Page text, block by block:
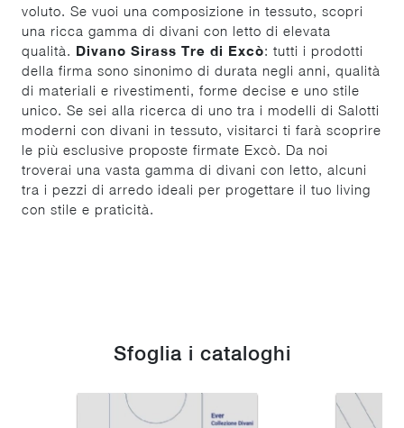
voluto. Se vuoi una composizione in tessuto, scopri
una ricca gamma di divani con letto di elevata
qualità. Divano Sirass Tre di Excò: tutti i prodotti
della firma sono sinonimo di durata negli anni, qualità
di materiali e rivestimenti, forme decise e uno stile
unico. Se sei alla ricerca di uno tra i modelli di Salotti
moderni con divani in tessuto, visitarci ti farà scoprire
le più esclusive proposte firmate Excò. Da noi
troverai una vasta gamma di divani con letto, alcuni
tra i pezzi di arredo ideali per progettare il tuo living
con stile e praticità.
Sfoglia i cataloghi